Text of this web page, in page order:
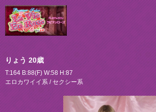
りょう 20歳
T:164 B:88(F) W:58 H:87
エロカワイイ系 / セクシー系